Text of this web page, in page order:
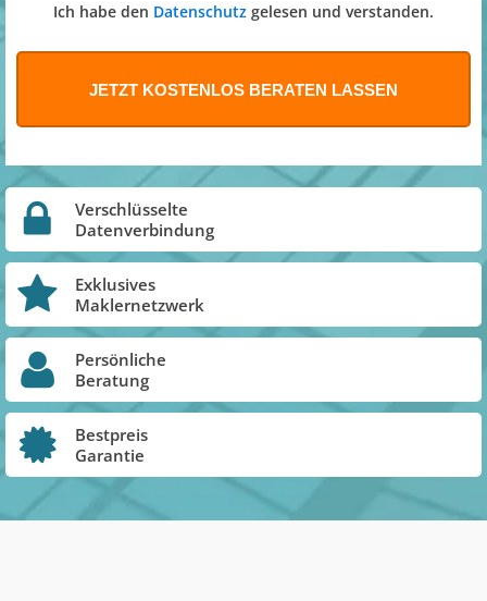
Ich habe den Datenschutz gelesen und verstanden.
Verschlüsselte
Datenverbindung
Exklusives
Maklernetzwerk
Persönliche
Beratung
Bestpreis
Garantie